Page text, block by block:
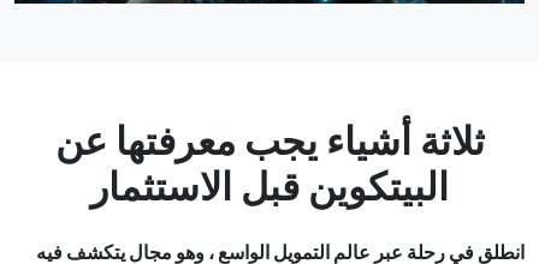
ثلاثة أشياء يجب معرفتها عن
البيتكوين قبل الاستثمار
انطلق في رحلة عبر عالم التمويل الواسع ، وهو مجال يتكشف فيه